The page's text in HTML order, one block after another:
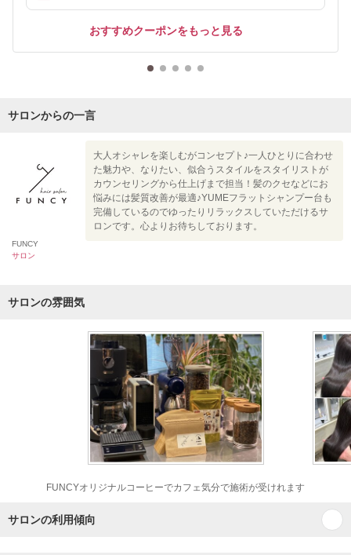
おすすめクーポンをもっと見る
サロンからの一言
FUNCY
サロン
大人オシャレを楽しむがコンセプト♪一人ひとりに合わせ
た魅力や、なりたい、似合うスタイルをスタイリストが
カウンセリングから仕上げまで担当！髪のクセなどにお
悩みには髪質改善が最適♪YUMEフラットシャンプー台も
完備しているのでゆったりリラックスしていただけるサ
ロンです。心よりお待ちしております。
サロンの雰囲気
FUNCYオリジナルコーヒーでカフェ気分で施術が受けれます
サロンの利用傾向